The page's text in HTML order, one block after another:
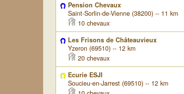
Pension Chevaux
Saint-Sorlin-de-Vienne (38200) -- 11 km
10 chevaux
Les Frisons de Châteauvieux
Yzeron (69510) -- 12 km
20 chevaux
Ecurie ESJI
Soucieu-en-Jarrest (69510) -- 12 km